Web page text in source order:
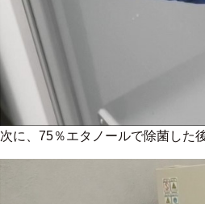
次に、75％エタノールで除菌した